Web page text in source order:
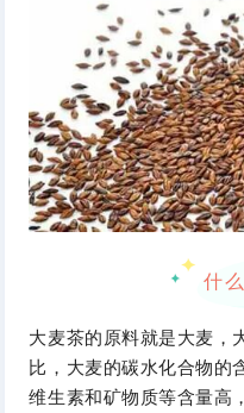
什
大麦茶的原料就是大麦，
比，大麦的碳水化合物的
维生素和矿物质等含量高